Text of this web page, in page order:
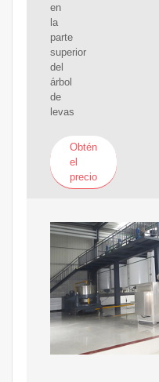
en
la
parte
superior
del
árbol
de
levas
Obtén
el
precio